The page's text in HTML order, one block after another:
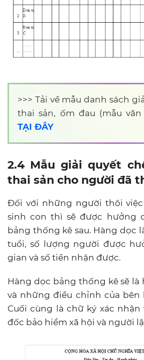
>>> Tải về mẫu danh sách
thai sản, ốm đau (mẫu văn
TẠI ĐÂY
2.4 Mẫu giải quyết
thai sản cho người đã
Đối với những người thôi
sinh con thì sẽ được hưởng
bảng thống kê sau. Hàng dọc
tuổi, số lượng người được
gian và số tiền nhận được.
Hàng dọc bảng thống kê sẽ
và những điều chỉnh của bên
Cuối cùng là chữ ký xác nhận
đốc bảo hiểm xã hội và người